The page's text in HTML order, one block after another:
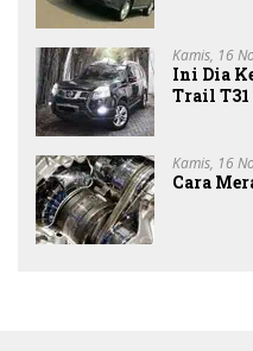
Kamis, 16
Ini Dia
Trail T31
Kamis, 16
Cara